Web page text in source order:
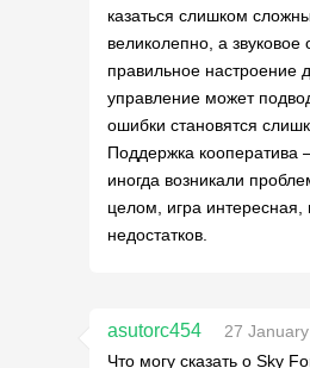
казаться слишком
великолепно, а
правильное настроение
управление может
ошибки становятся
Поддержка кооператива
иногда возникали
целом, игра
недостатков.
asutorc454
27
Что могу сказать о Sky